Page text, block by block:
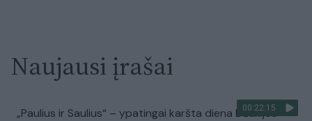
Naujausi įrašai
00:22:15
„Paulius ir Saulius“ – ypatingai karšta diena Dzūkijos